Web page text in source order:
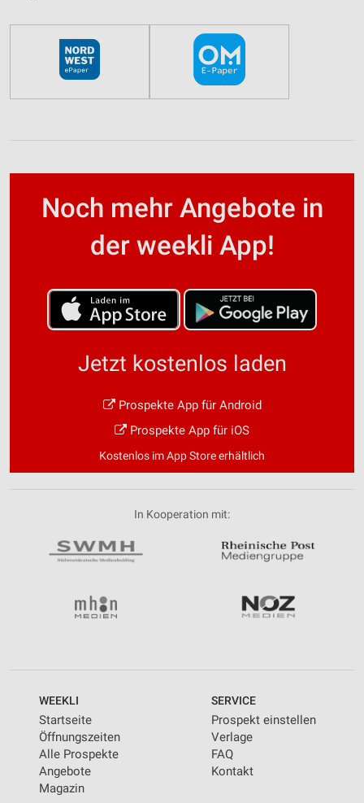
Noch mehr Angebote in
der weekli App!
Jetzt kostenlos laden
Prospekte App für Android
Prospekte App für iOS
Kostenlos im App Store erhältlich
In Kooperation mit:
WEEKLI
Startseite
Öffnungszeiten
Alle Prospekte
Angebote
Magazin
SERVICE
Prospekt einstellen
Verlage
FAQ
Kontakt